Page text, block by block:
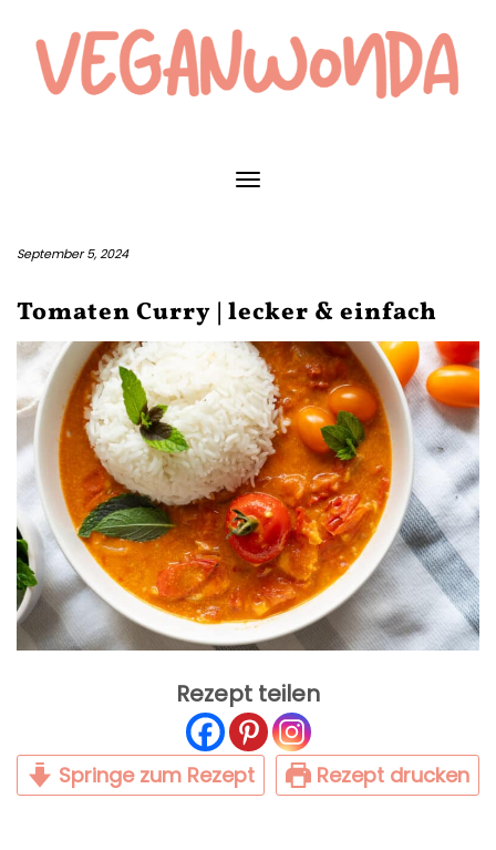
content
Toggle Navigation
September 5, 2024
Tomaten Curry | lecker & einfach
Rezept teilen
Springe zum Rezept Rezept drucken